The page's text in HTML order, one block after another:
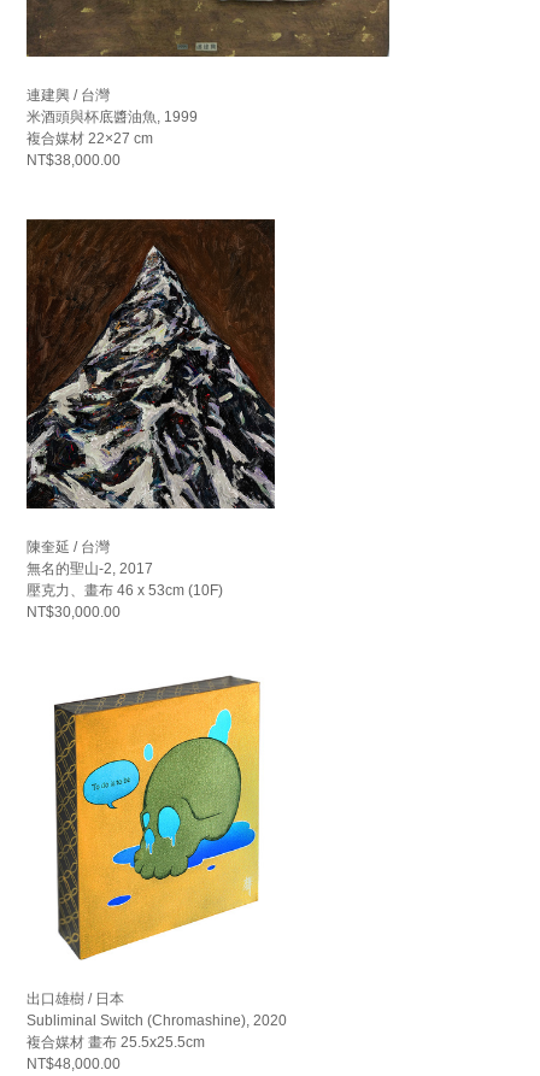
連建興 / 台灣
米酒頭與杯底醬油魚, 1999
複合媒材 22×27 cm
NT$38,000.00
陳奎延 / 台灣
無名的聖山-2, 2017
壓克力、畫布 46 x 53cm (10F)
NT$30,000.00
出口雄樹 / 日本
Subliminal Switch (Chromashine), 2020
複合媒材 畫布 25.5x25.5cm
NT$48,000.00